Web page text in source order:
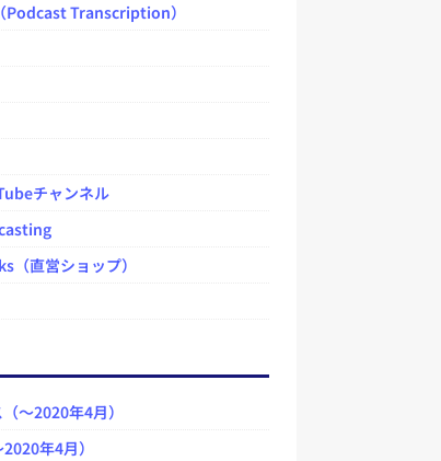
Podcast Transcription）
チャンネル
（直営ショップ）
～2020年4月）
年4月）